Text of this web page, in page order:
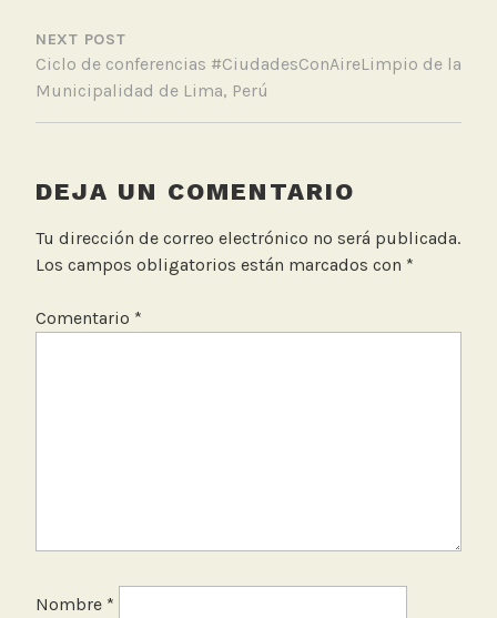
c
i
a
NEXT POST
Ciclo de conferencias #CiudadesConAireLimpio de la
Municipalidad de Lima, Perú
DEJA UN COMENTARIO
Tu dirección de correo electrónico no será publicada.
Los campos obligatorios están marcados con *
Comentario *
Nombre *